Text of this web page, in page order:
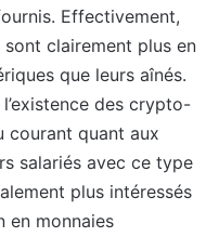
Effectivement,
clairement plus en
que leurs aînés.
des crypto-
courant quant aux
salariés avec ce type
plus intéressés
en monnaies